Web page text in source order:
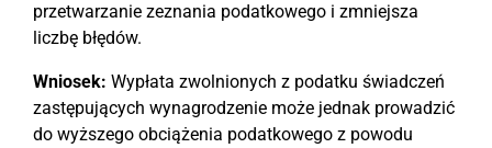
przetwarzanie zeznania podatkowego i zmniejsza
liczbę błędów.
Wniosek: Wypłata zwolnionych z podatku świadczeń
zastępujących wynagrodzenie może jednak prowadzić
do wyższego obciążenia podatkowego z powodu